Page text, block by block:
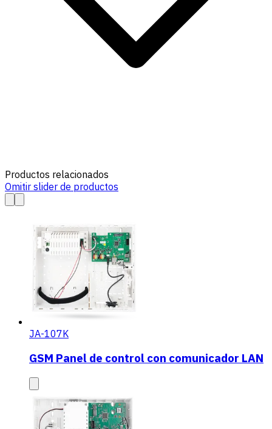
Productos relacionados
Omitir slider de productos
JA-107K
GSM Panel de control con comunicador LAN